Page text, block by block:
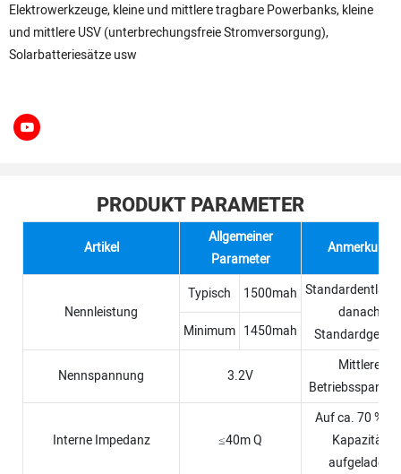
Elektrowerkzeuge, kleine und mittlere tragbare Powerbanks, kleine
und mittlere USV (unterbrechungsfreie Stromversorgung),
Solarbatteriesätze usw
PRODUKT PARAMETER
Artikel
Allgemeiner
Parameter
Anmerkung
Nennleistung
Typisch 1500mah
danach
Minimum 1450mah
Nennspannung 3.2V
Mittlere
Interne Impedanz ≤40m Q
Auf ca. 70 %
Kapazität
aufgeladen